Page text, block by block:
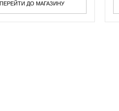
ПЕРЕЙТИ ДО МАГАЗИНУ